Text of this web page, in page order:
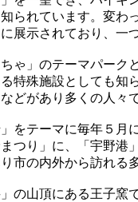
られています。変
展示されており、一
ゃ」のテーマパー
特殊施設としても知
どがあり多くの人々
をテーマに毎年５
つり」に、「宇野
市の内外から訪れる
の山頂にある王子窯